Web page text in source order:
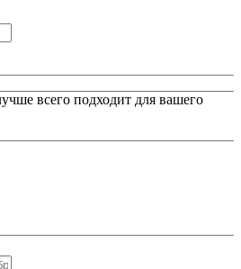
всего подходит для вашего